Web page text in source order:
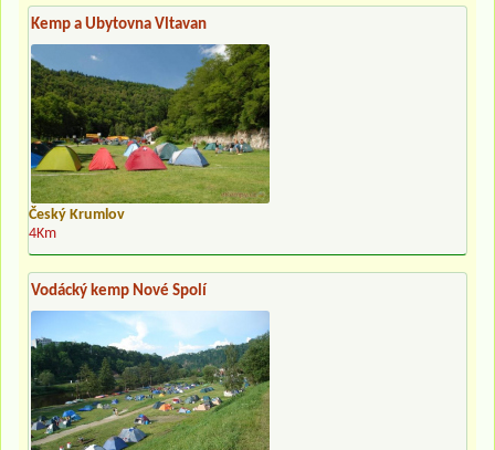
Kemp a Ubytovna Vltavan
Český Krumlov
4Km
Vodácký kemp Nové Spolí